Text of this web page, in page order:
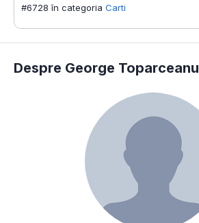
#6728 în categoria Carti
Despre George Toparceanu